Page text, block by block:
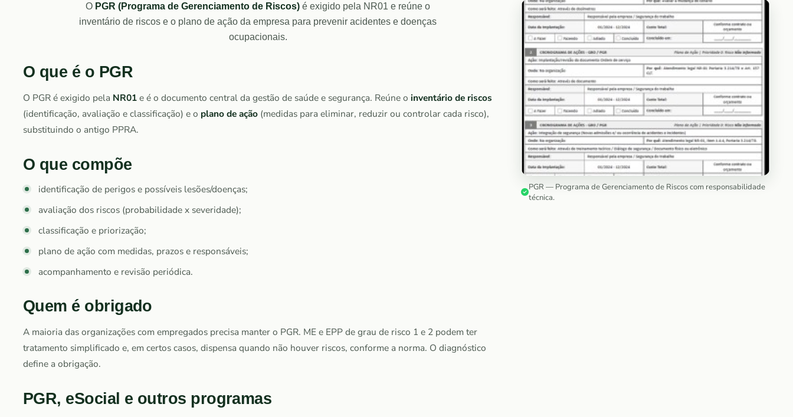
O PGR (Programa de Gerenciamento de Riscos) é exigido pela NR01 e reúne o
inventário de riscos e o plano de ação da empresa para prevenir acidentes e doenças
ocupacionais.
O que é o PGR
O PGR é exigido pela NR01e é o documento central da gestão de saúde e segurança. Reúne o inventário de riscos
(identificação, avaliação e classificação) e o plano de ação (medidas para eliminar, reduzir ou controlar cada risco),
substituindo o antigo PPRA.
O que compõe
identificação de perigos e possíveis lesões/doenças;
avaliação dos riscos (probabilidade x severidade);
classificação e priorização;
plano de ação com medidas, prazos e responsáveis;
acompanhamento e revisão periódica.
Quem é obrigado
A maioria das organizações com empregados precisa manter o PGR. ME e EPP de grau de risco 1 e 2 podem ter
tratamento simplificado e, em certos casos, dispensa quando não houver riscos, conforme a norma. O diagnóstico
define a obrigação.
PGR, eSocial e outros programas
PGR — Programa de Gerenciamento de Riscos com responsabilidade
técnica.